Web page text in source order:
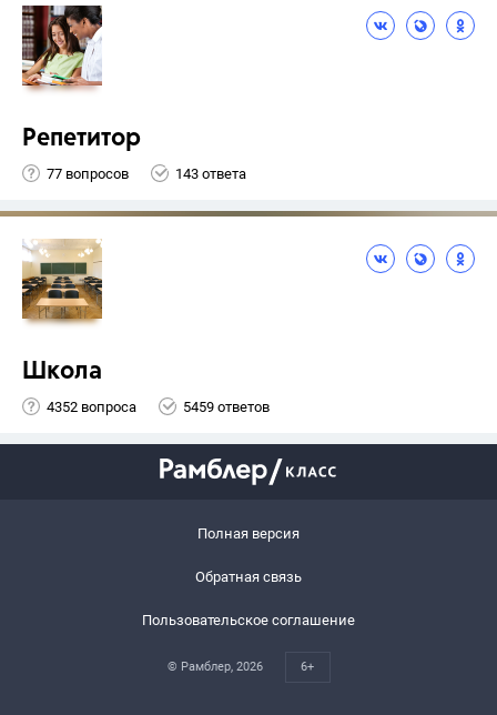
Репетитор
77 вопросов 143 ответа
Школа
4352 вопроса 5459 ответов
Полная версия
Обратная связь
Пользовательское соглашение
© Рамблер, 2026 6+